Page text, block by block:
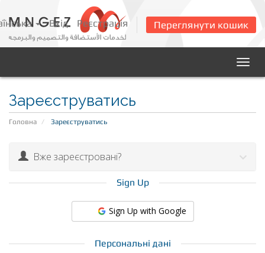
Вхід Реєстрація Переглянути кошик
Зареєструватись
Головна Зареєструватись
Вже зареєстровані?
Sign Up
Sign Up with Google
Персональні дані